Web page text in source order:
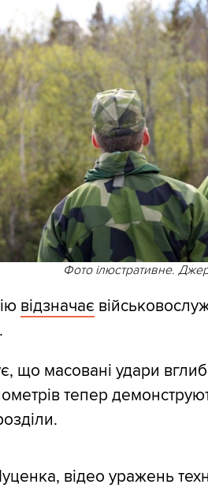
Фото ілюстративне.
відзначає
що масовані удари
тепер
відео уражень